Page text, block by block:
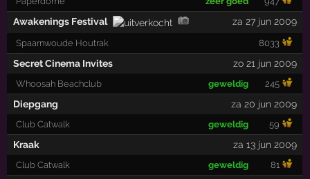
Awakenings Festival za 27 jun 2009
Spaarnwoude Houtrak 8033
Secret Cinema Invites zo 21 jun 2009
Whoosah Beachclub geweldig 245
Diepgang za 20 jun 2009
Club Catwalk geweldig 59
Kraak za 13 jun 2009
Club Catwalk geweldig 81